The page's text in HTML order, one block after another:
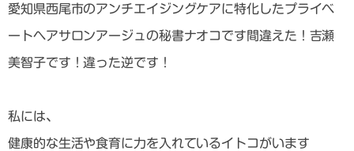
愛知県西尾市のアンチエイジングケアに特化したプライベ
ートヘアサロンアージュの秘書ナオコです間違えた！吉瀬
美智子です！違った逆です！
私には、
健康的な生活や食育に力を入れているイトコがいます